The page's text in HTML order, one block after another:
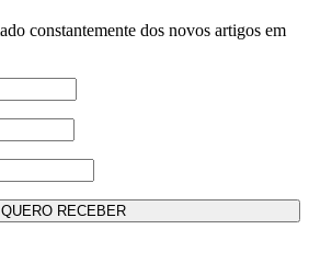
constantemente dos novos artigos em